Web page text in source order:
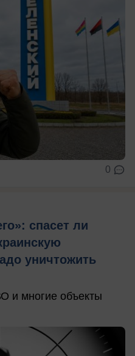
0
спасет ли
уничтожить
и многие объекты